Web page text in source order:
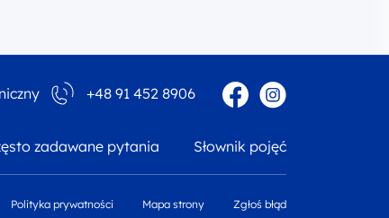
+48 91 452 8906 FacebookInstagram
zadawane pytania Słownik pojęć
Polityka prywatności Mapa strony Zgłoś błąd